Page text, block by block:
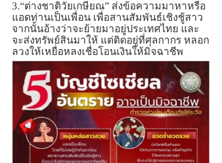
3.“ต่างชาติวัยเกษียณ” ส่งข้อความมาหาหรือ
แอดท่านเป็นเพื่อน เพื่อสานสัมพันธ์เชิงชู้สาว
จากนั้นอ้างว่าจะย้ายมาอยู่ประเทศไทย และ
จะส่งทรัพย์สินมาให้ แต่ติดอยู่ที่ศุลกากร หลอก
ลวงให้เหยื่อหลงเชื่อโอนเงินให้มิจฉาชีพ